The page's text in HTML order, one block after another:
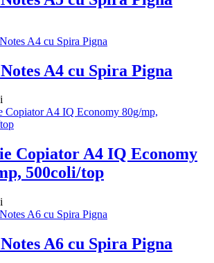
A4 cu Spira Pigna
Copiator A4 IQ Economy
500coli/top
A6 cu Spira Pigna